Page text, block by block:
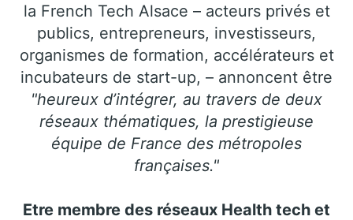
la French Tech Alsace – acteurs privés et
publics, entrepreneurs, investisseurs,
organismes de formation, accélérateurs et
incubateurs de start-up, – annoncent être
"heureux d’intégrer, au travers de deux
réseaux thématiques, la prestigieuse
équipe de France des métropoles
françaises."
Etre membre des réseaux Health tech et